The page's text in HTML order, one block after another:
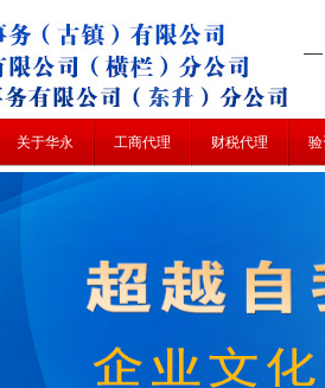
关于华永 工商代理 财税代理